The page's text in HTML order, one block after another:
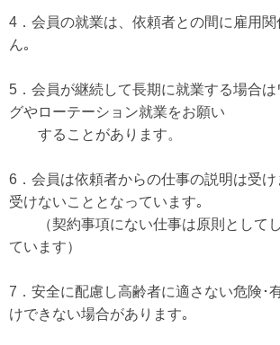
4．会員の就業は、依頼者との間に雇用
ん｡
5．会員が継続して長期に就業する場合
グやローテーション就業をお願い
することがあります。
6．会員は依頼者からの仕事の説明は受
受けないこととなっています｡
（契約事項にない仕事は原則として
ています）
7．安全に配慮し高齢者に適さない危険･
けできない場合があります｡